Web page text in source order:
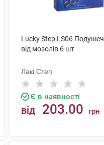
Lucky Step LS06
від мозолів 6 шт
Лакі Степ
Є в наявності
від 203.00 грн